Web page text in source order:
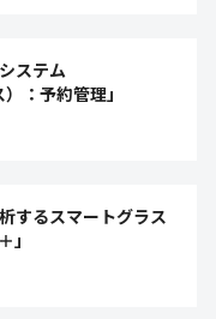
ステム
：予約管理」
するスマートグラス
」